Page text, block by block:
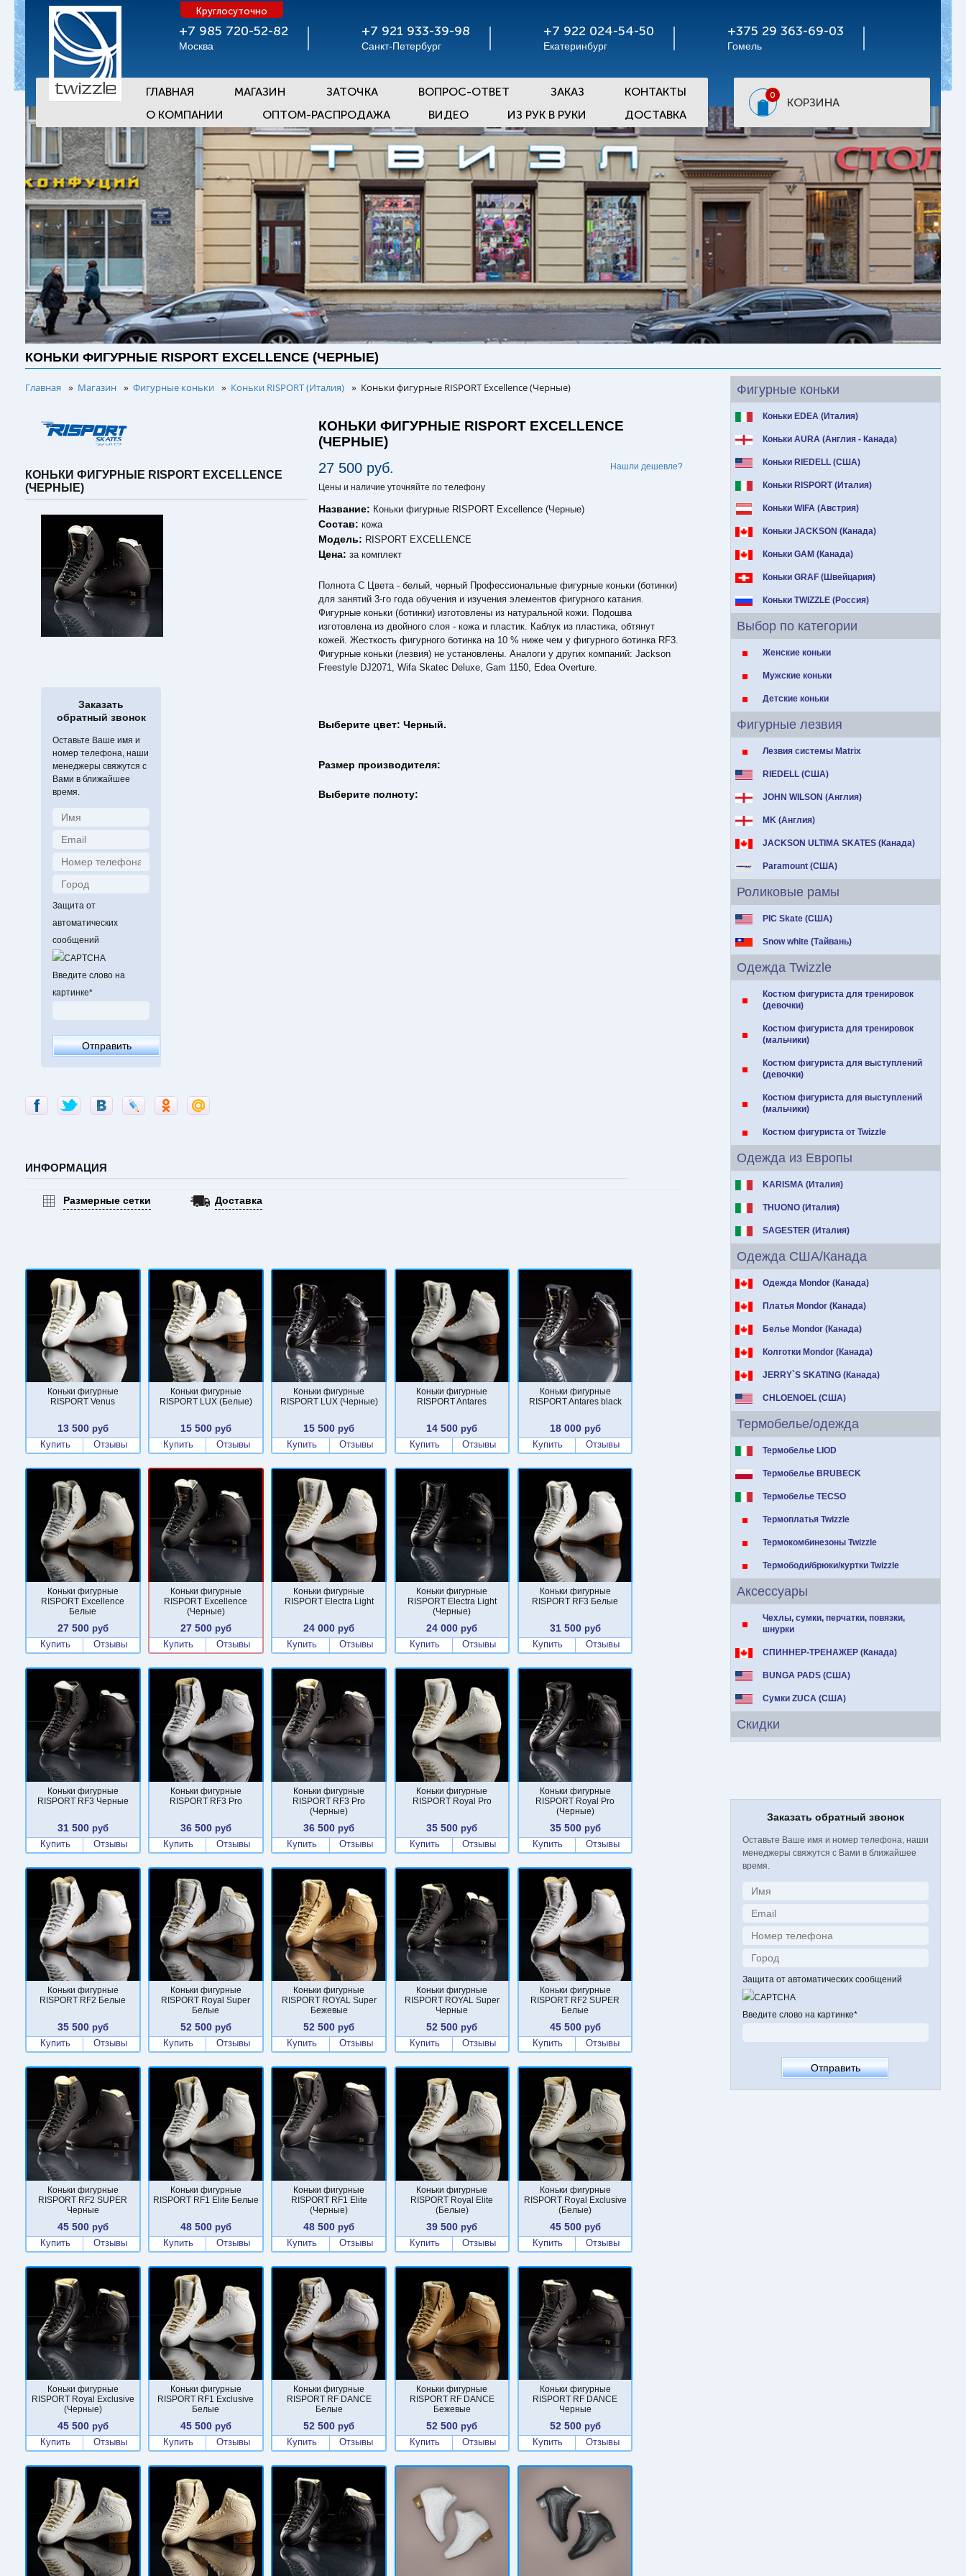
+7 985 720-52-82
Москва
Круглосуточно
+7 921 933-39-98
Санкт-Петербург
+7 922 024-54-50
Екатеринбург
+375 29 363-69-03
Гомель
ГЛАВНАЯ МАГАЗИН ЗАТОЧКА ВОПРОС-ОТВЕТ ЗАКАЗ
КОНТАКТЫ
О КОМПАНИИ
ОПТОМ-РАСПРОДАЖА ВИДЕО ИЗ РУК В РУКИ ДОСТАВКА
0
КОРЗИНА
КОНЬКИ ФИГУРНЫЕ RISPORT EXCELLENCE (ЧЕРНЫЕ)
Фигурные коньки
Коньки EDEA (Италия)
Коньки AURA (Англия - Канада)
Коньки RIEDELL (США)
Коньки RISPORT (Италия)
Коньки WIFA (Австрия)
Коньки JACKSON (Канада)
Коньки GAM (Канада)
Коньки GRAF (Швейцария)
Коньки TWIZZLE (Россия)
Выбор по категории
Женские коньки
Мужские коньки
Детские коньки
Фигурные лезвия
Лезвия системы Matrix
RIEDELL (США)
JOHN WILSON (Англия)
MK (Англия)
JACKSON ULTIMA SKATES (Канада)
Paramount (США)
Роликовые рамы
PIC Skate (США)
Snow white (Тайвань)
Одежда Twizzle
Костюм фигуриста для тренировок
(девочки)
Костюм фигуриста для тренировок
(мальчики)
Костюм фигуриста для выступлений
(девочки)
Костюм фигуриста для выступлений
(мальчики)
Костюм фигуриста от Twizzle
Одежда из Европы
KARISMA (Италия)
THUONO (Италия)
SAGESTER (Италия)
Одежда США/Канада
Одежда Mondor (Канада)
Платья Mondor (Канада)
Белье Mondor (Канада)
Колготки Mondor (Канада)
JERRY`S SKATING (Канада)
CHLOENOEL (США)
Термобелье/одежда
Термобелье LIOD
Термобелье BRUBECK
Термобелье TECSO
Термоплатья Twizzle
Термокомбинезоны Twizzle
Термободи/брюки/куртки Twizzle
Аксессуары
Чехлы, сумки, перчатки, повязки,
шнурки
СПИННЕР-ТРЕНАЖЕР (Канада)
BUNGA PADS (США)
Сумки ZUCA (США)
Скидки
Заказать обратный звонок
Оставьте Ваше имя и номер телефона, наши
менеджеры свяжутся с Вами в ближайшее
время.
Защита от автоматических сообщений
Введите слово на картинке*
Главная » Магазин » Фигурные коньки » Коньки RISPORT (Италия) » Коньки фигурные RISPORT Excellence (Черные)
КОНЬКИ ФИГУРНЫЕ RISPORT EXCELLENCE
(ЧЕРНЫЕ)
Заказать
обратный звонок
Оставьте Ваше имя и
номер телефона, наши
менеджеры свяжутся с
Вами в ближайшее
время.
Защита от
автоматических
сообщений
Введите слово на
картинке*
КОНЬКИ ФИГУРНЫЕ RISPORT EXCELLENCE
(ЧЕРНЫЕ)
27 500 руб. Нашли дешевле?
Цены и наличие уточняйте по телефону
Название: Коньки фигурные RISPORT Excellence (Черные)
Состав:кожа
Модель: RISPORT EXCELLENCE
Цена:за комплект
Полнота C Цвета - белый, черный Профессиональные фигурные коньки (ботинки)
для занятий 3-го года обучения и изучения элементов фигурного катания.
Фигурные коньки (ботинки) изготовлены из натуральной кожи. Подошва
изготовлена из двойного слоя - кожа и пластик. Каблук из пластика, обтянут
кожей. Жесткость фигурного ботинка на 10 % ниже чем у фигурного ботинка RF3.
Фигурные коньки (лезвия) не установлены. Аналоги у других компаний: Jackson
Freestyle DJ2071, Wifa Skatec Deluxe, Gam 1150, Edea Overture.
Выберите цвет: Черный.
Размер производителя:
Выберите полноту:
ИНФОРМАЦИЯ
Размерные сетки Доставка
Коньки фигурные
RISPORT Venus
13 500руб
Купить
Отзывы
Коньки фигурные
RISPORT LUX (Белые)
15 500руб
Купить
Отзывы
Коньки фигурные
RISPORT LUX (Черные)
15 500 руб
Купить
Отзывы
Коньки фигурные
RISPORT Antares
14 500 руб
Купить
Отзывы
Коньки фигурные
RISPORT Antares black
18 000руб
Купить
Отзывы
Коньки фигурные
RISPORT Excellence
Белые
27 500руб
Купить
Отзывы
Коньки фигурные
RISPORT Excellence
(Черные)
27 500руб
Купить
Отзывы
Коньки фигурные
RISPORT Electra Light
24 000 руб
Купить
Отзывы
Коньки фигурные
RISPORT Electra Light
(Черные)
24 000 руб
Купить
Отзывы
Коньки фигурные
RISPORT RF3 Белые
31 500руб
Купить
Отзывы
Коньки фигурные
RISPORT RF3 Черные
31 500руб
Купить
Отзывы
Коньки фигурные
RISPORT RF3 Pro
36 500руб
Купить
Отзывы
Коньки фигурные
RISPORT RF3 Pro
(Черные)
36 500 руб
Купить
Отзывы
Коньки фигурные
RISPORT Royal Pro
35 500 руб
Купить
Отзывы
Коньки фигурные
RISPORT Royal Pro
(Черные)
35 500руб
Купить
Отзывы
Коньки фигурные
RISPORT RF2 Белые
35 500руб
Купить
Отзывы
Коньки фигурные
RISPORT Royal Super
Белые
52 500руб
Купить
Отзывы
Коньки фигурные
RISPORT ROYAL Super
Бежевые
52 500 руб
Купить
Отзывы
Коньки фигурные
RISPORT ROYAL Super
Черные
52 500 руб
Купить
Отзывы
Коньки фигурные
RISPORT RF2 SUPER
Белые
45 500руб
Купить
Отзывы
Коньки фигурные
RISPORT RF2 SUPER
Черные
45 500руб
Купить
Отзывы
Коньки фигурные
RISPORT RF1 Elite Белые
48 500руб
Купить
Отзывы
Коньки фигурные
RISPORT RF1 Elite
(Черные)
48 500 руб
Купить
Отзывы
Коньки фигурные
RISPORT Royal Elite
(Белые)
39 500 руб
Купить
Отзывы
Коньки фигурные
RISPORT Royal Exclusive
(Белые)
45 500руб
Купить
Отзывы
Коньки фигурные
RISPORT Royal Exclusive
(Черные)
45 500руб
Купить
Отзывы
Коньки фигурные
RISPORT RF1 Exclusive
Белые
45 500руб
Купить
Отзывы
Коньки фигурные
RISPORT RF DANCE
Белые
52 500 руб
Купить
Отзывы
Коньки фигурные
RISPORT RF DANCE
Бежевые
52 500 руб
Купить
Отзывы
Коньки фигурные
RISPORT RF DANCE
Черные
52 500руб
Купить
Отзывы